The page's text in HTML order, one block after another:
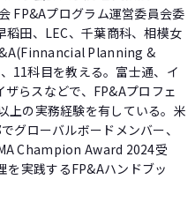
FP&Aプログラム運営委員会委
田、LEC、千葉商科、相模女
Planning &
11科目を教える。富士通、イ
らスなどで、FP&Aプロフェ
上の実務経験を有している。米
グローバルボードメンバー、
Champion Award 2024受
を実践するFP&Aハンドブッ